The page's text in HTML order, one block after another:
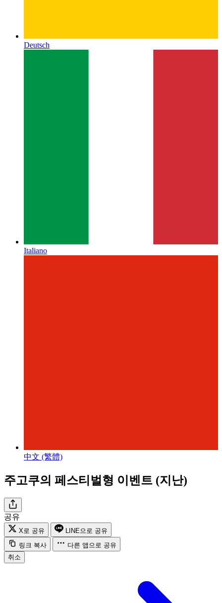
Deutsch
Italiano
中文 (繁體)
주고쿠의 페스티벌형 이벤트 (지난)
공유
X로 공유
LINE으로 공유
링크 복사
다른 앱으로 공유
취소